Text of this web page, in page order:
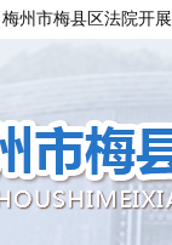
州市梅县区法院开